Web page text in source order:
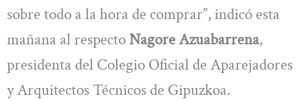
sobre todo a la hora de comprar”, indicó esta
mañana al respectoNagore Azuabarrena,
presidenta del Colegio Oficial de Aparejadores
y Arquitectos Técnicos de Gipuzkoa.